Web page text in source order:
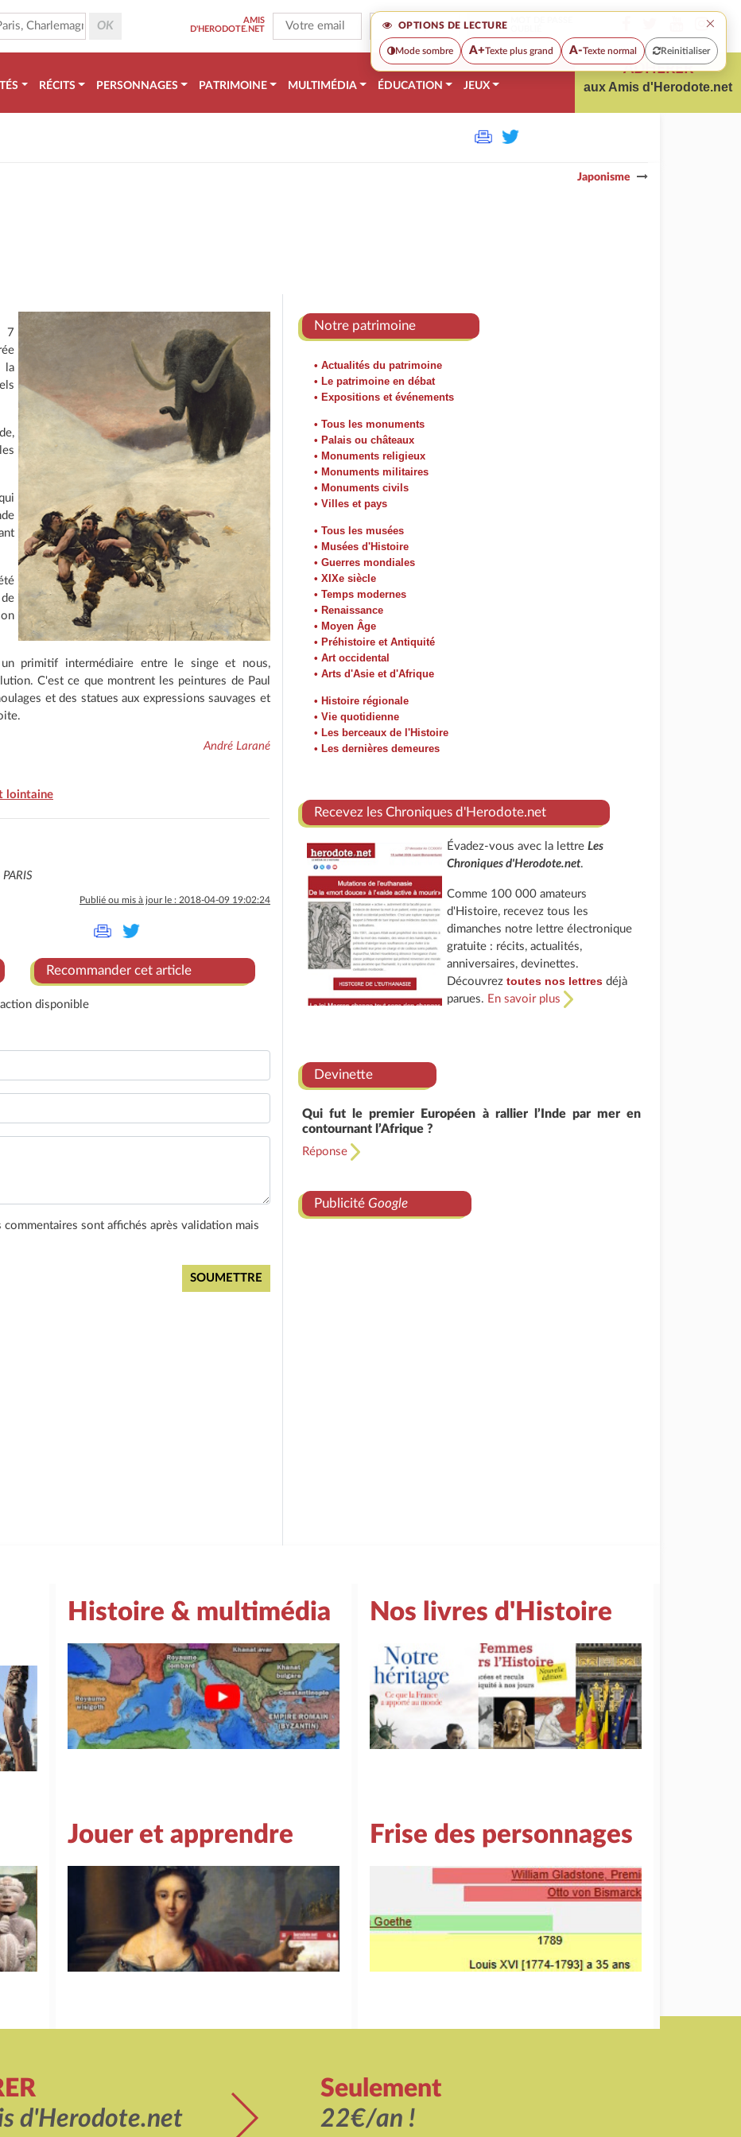
OPTIONS DE LECTURE ×
Mode sombre A+Texte plus grand A-Texte normal Reinitialiser
AMIS
D'HERODOTE.NET
RÉCITS PERSONNAGES PATRIMOINE MULTIMÉDIA ÉDUCATION JEUX
ADHÉRER
aux Amis d'Herodote.net
Japonisme
7
la
primitif intermédiaire entre le singe et nous,
C'est ce que montrent les peintures de Paul
et des statues aux expressions sauvages et
André Larané
lointaine
Publié ou mis à jour le : 2018-04-09 19:02:24
Recommander cet article
disponible
sont affichés après validation mais
Notre patrimoine
• Actualités du patrimoine
• Le patrimoine en débat
• Expositions et événements
• Tous les monuments
• Palais ou châteaux
• Monuments religieux
• Monuments militaires
• Monuments civils
• Villes et pays
• Tous les musées
• Musées d'Histoire
• Guerres mondiales
• XIXe siècle
• Temps modernes
• Renaissance
• Moyen Âge
• Préhistoire et Antiquité
• Art occidental
• Arts d'Asie et d'Afrique
• Histoire régionale
• Vie quotidienne
• Les berceaux de l'Histoire
• Les dernières demeures
Recevez les Chroniques d'Herodote.net
Évadez-vous avec la lettreLes
Chroniques d'Herodote.net.
Comme 100 000 amateurs
d'Histoire, recevez tous les
dimanches notre lettre électronique
gratuite : récits, actualités,
anniversaires, devinettes.
Découvreztoutes nos lettres déjà
parues. En savoir plus
Devinette
Qui fut le premier Européen à rallier l’Inde par mer en
contournant l’Afrique ?
Réponse
Publicité Google
Histoire & multimédia Nos livres d'Histoire
Jouer et apprendre Frise des personnages
d'Herodote.net
Seulement
22€/an !